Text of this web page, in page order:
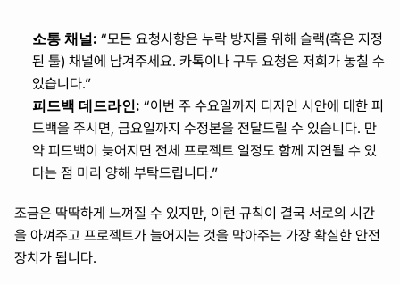
소통 채널: “모든 요청사항은 누락 방지를 위해 슬랙(혹은 지정
된 툴) 채널에 남겨주세요. 카톡이나 구두 요청은 저희가 놓칠 수
있습니다.”
피드백 데드라인: “이번 주 수요일까지 디자인 시안에 대한 피
드백을 주시면, 금요일까지 수정본을 전달드릴 수 있습니다. 만
약 피드백이 늦어지면 전체 프로젝트 일정도 함께 지연될 수 있
다는 점 미리 양해 부탁드립니다.”
조금은 딱딱하게 느껴질 수 있지만, 이런 규칙이 결국 서로의 시간
을 아껴주고 프로젝트가 늘어지는 것을 막아주는 가장 확실한 안전
장치가 됩니다.